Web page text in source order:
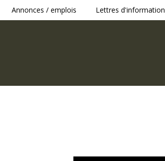
Annonces / emplois Lettres d'information